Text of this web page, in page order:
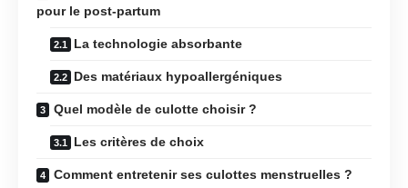
pour le post-partum
La technologie absorbante
Des matériaux hypoallergéniques
Quel modèle de culotte choisir ?
Les critères de choix
Comment entretenir ses culottes menstruelles ?